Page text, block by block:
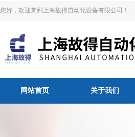
您好，欢迎来到上海故得自动化设备有限公司！
网站首页 关于我们